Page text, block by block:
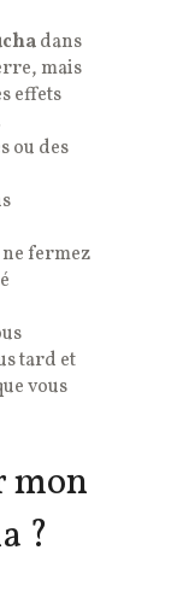
dans
mais
effets
ou des
fermez
tard et
vous
mon
?